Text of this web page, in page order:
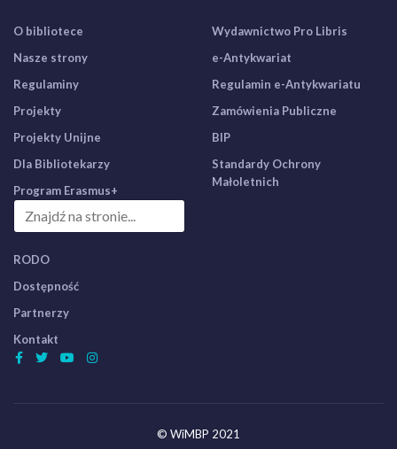
O bibliotece
Nasze strony
Regulaminy
Projekty
Projekty Unijne
Dla Bibliotekarzy
Program Erasmus+
Wydawnictwo Pro Libris
e-Antykwariat
Regulamin e-Antykwariatu
Zamówienia Publiczne
BIP
Standardy Ochrony
Małoletnich
RODO
Dostępność
Partnerzy
Kontakt
© WiMBP 2021